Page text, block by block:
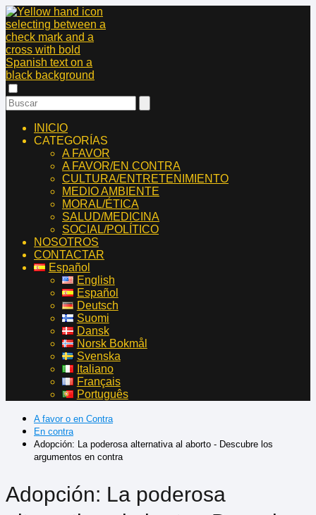
INICIO
CATEGORÍAS
A FAVOR
A FAVOR/EN CONTRA
CULTURA/ENTRETENIMIENTO
MEDIO AMBIENTE
MORAL/ÉTICA
SALUD/MEDICINA
SOCIAL/POLÍTICO
NOSOTROS
CONTACTAR
Español
English
Español
Deutsch
Suomi
Dansk
Norsk Bokmål
Svenska
Italiano
Français
Português
A favor o en Contra
En contra
Adopción: La poderosa alternativa al aborto - Descubre los
argumentos en contra
Adopción: La poderosa